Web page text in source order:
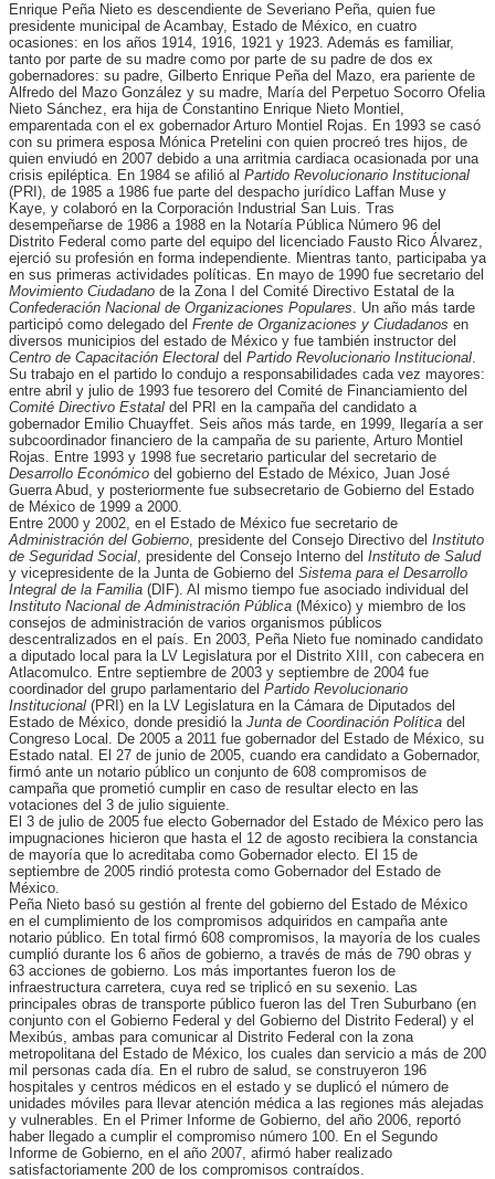
Enrique Peña Nieto es descendiente de Severiano Peña, quien fue
presidente municipal de Acambay, Estado de México, en cuatro
ocasiones: en los años 1914, 1916, 1921 y 1923. Además es familiar,
tanto por parte de su madre como por parte de su padre de dos ex
gobernadores: su padre, Gilberto Enrique Peña del Mazo, era pariente de
Alfredo del Mazo González y su madre, María del Perpetuo Socorro Ofelia
Nieto Sánchez, era hija de Constantino Enrique Nieto Montiel,
emparentada con el ex gobernador Arturo Montiel Rojas. En 1993 se casó
con su primera esposa Mónica Pretelini con quien procreó tres hijos, de
quien enviudó en 2007 debido a una arritmia cardiaca ocasionada por una
crisis epiléptica. En 1984 se afilió al Partido Revolucionario Institucional
(PRI), de 1985 a 1986 fue parte del despacho jurídico Laffan Muse y
Kaye, y colaboró en la Corporación Industrial San Luis. Tras
desempeñarse de 1986 a 1988 en la Notaría Pública Número 96 del
Distrito Federal como parte del equipo del licenciado Fausto Rico Álvarez,
ejerció su profesión en forma independiente. Mientras tanto, participaba ya
en sus primeras actividades políticas. En mayo de 1990 fue secretario del
Movimiento Ciudadano de la Zona I del Comité Directivo Estatal de la
Confederación Nacional de Organizaciones Populares. Un año más tarde
participó como delegado del Frente de Organizaciones y Ciudadanos en
diversos municipios del estado de México y fue también instructor del
Centro de Capacitación Electoral del Partido Revolucionario Institucional.
Su trabajo en el partido lo condujo a responsabilidades cada vez mayores:
entre abril y julio de 1993 fue tesorero del Comité de Financiamiento del
Comité Directivo Estatal del PRI en la campaña del candidato a
gobernador Emilio Chuayffet. Seis años más tarde, en 1999, llegaría a ser
subcoordinador financiero de la campaña de su pariente, Arturo Montiel
Rojas. Entre 1993 y 1998 fue secretario particular del secretario de
Desarrollo Económico del gobierno del Estado de México, Juan José
Guerra Abud, y posteriormente fue subsecretario de Gobierno del Estado
de México de 1999 a 2000.
Entre 2000 y 2002, en el Estado de México fue secretario de
Administración del Gobierno, presidente del Consejo Directivo del Instituto
de Seguridad Social, presidente del Consejo Interno del Instituto de Salud
y vicepresidente de la Junta de Gobierno del Sistema para el Desarrollo
Integral de la Familia (DIF). Al mismo tiempo fue asociado individual del
Instituto Nacional de Administración Pública (México) y miembro de los
consejos de administración de varios organismos públicos
descentralizados en el país. En 2003, Peña Nieto fue nominado candidato
a diputado local para la LV Legislatura por el Distrito XIII, con cabecera en
Atlacomulco. Entre septiembre de 2003 y septiembre de 2004 fue
coordinador del grupo parlamentario del Partido Revolucionario
Institucional (PRI) en la LV Legislatura en la Cámara de Diputados del
Estado de México, donde presidió la Junta de Coordinación Política del
Congreso Local. De 2005 a 2011 fue gobernador del Estado de México, su
Estado natal. El 27 de junio de 2005, cuando era candidato a Gobernador,
firmó ante un notario público un conjunto de 608 compromisos de
campaña que prometió cumplir en caso de resultar electo en las
votaciones del 3 de julio siguiente.
El 3 de julio de 2005 fue electo Gobernador del Estado de México pero las
impugnaciones hicieron que hasta el 12 de agosto recibiera la constancia
de mayoría que lo acreditaba como Gobernador electo. El 15 de
septiembre de 2005 rindió protesta como Gobernador del Estado de
México.
Peña Nieto basó su gestión al frente del gobierno del Estado de México
en el cumplimiento de los compromisos adquiridos en campaña ante
notario público. En total firmó 608 compromisos, la mayoría de los cuales
cumplió durante los 6 años de gobierno, a través de más de 790 obras y
63 acciones de gobierno. Los más importantes fueron los de
infraestructura carretera, cuya red se triplicó en su sexenio. Las
principales obras de transporte público fueron las del Tren Suburbano (en
conjunto con el Gobierno Federal y del Gobierno del Distrito Federal) y el
Mexibús, ambas para comunicar al Distrito Federal con la zona
metropolitana del Estado de México, los cuales dan servicio a más de 200
mil personas cada día. En el rubro de salud, se construyeron 196
hospitales y centros médicos en el estado y se duplicó el número de
unidades móviles para llevar atención médica a las regiones más alejadas
y vulnerables. En el Primer Informe de Gobierno, del año 2006, reportó
haber llegado a cumplir el compromiso número 100. En el Segundo
Informe de Gobierno, en el año 2007, afirmó haber realizado
satisfactoriamente 200 de los compromisos contraídos.